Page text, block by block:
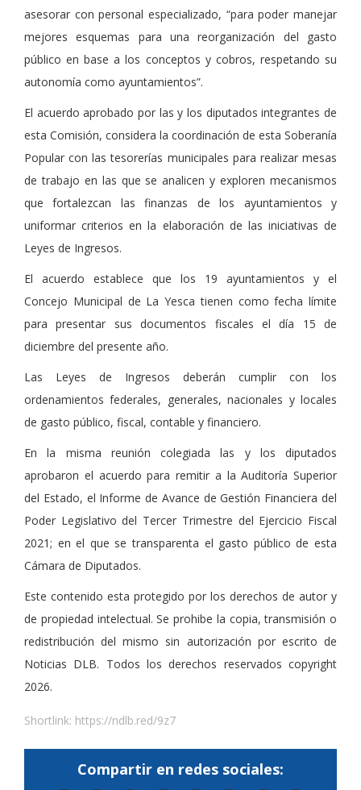
asesorar con personal especializado, “para poder manejar
mejores esquemas para una reorganización del gasto
público en base a los conceptos y cobros, respetando su
autonomía como ayuntamientos”.
El acuerdo aprobado por las y los diputados integrantes de
esta Comisión, considera la coordinación de esta Soberanía
Popular con las tesorerías municipales para realizar mesas
de trabajo en las que se analicen y exploren mecanismos
que fortalezcan las finanzas de los ayuntamientos y
uniformar criterios en la elaboración de las iniciativas de
Leyes de Ingresos.
El acuerdo establece que los 19 ayuntamientos y el
Concejo Municipal de La Yesca tienen como fecha límite
para presentar sus documentos fiscales el día 15 de
diciembre del presente año.
Las Leyes de Ingresos deberán cumplir con los
ordenamientos federales, generales, nacionales y locales
de gasto público, fiscal, contable y financiero.
En la misma reunión colegiada las y los diputados
aprobaron el acuerdo para remitir a la Auditoría Superior
del Estado, el Informe de Avance de Gestión Financiera del
Poder Legislativo del Tercer Trimestre del Ejercicio Fiscal
2021; en el que se transparenta el gasto público de esta
Cámara de Diputados.
Este contenido esta protegido por los derechos de autor y
de propiedad intelectual. Se prohibe la copia, transmisión o
redistribución del mismo sin autorización por escrito de
Noticias DLB. Todos los derechos reservados copyright
2026.
Shortlink: https://ndlb.red/9z7
Compartir en redes sociales: